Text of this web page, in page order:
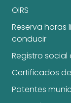
OIRS
Reserva horas
conducir
Registro
Certificados
Patentes